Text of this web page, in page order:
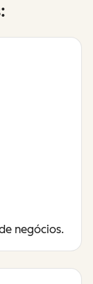
negócios.